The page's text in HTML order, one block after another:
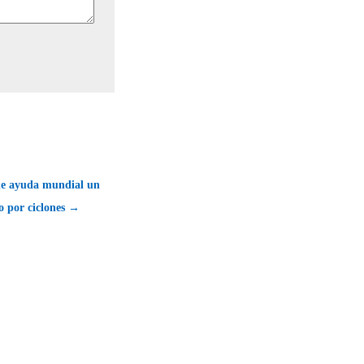
ayuda mundial un
por ciclones →